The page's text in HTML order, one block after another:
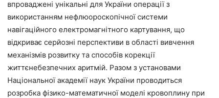
впроваджені унікальні для України операції з
використанням нефлюороскопічної системи
навігаційного електромагнітного картування, що
відкриває серйозні перспективи в області вивчення
механізмів розвитку та способів корекції
життєнебезпечних аритмій. Разом з установами
Національної академії наук України проводиться
розробка фізико-математичної моделі кровоплину при